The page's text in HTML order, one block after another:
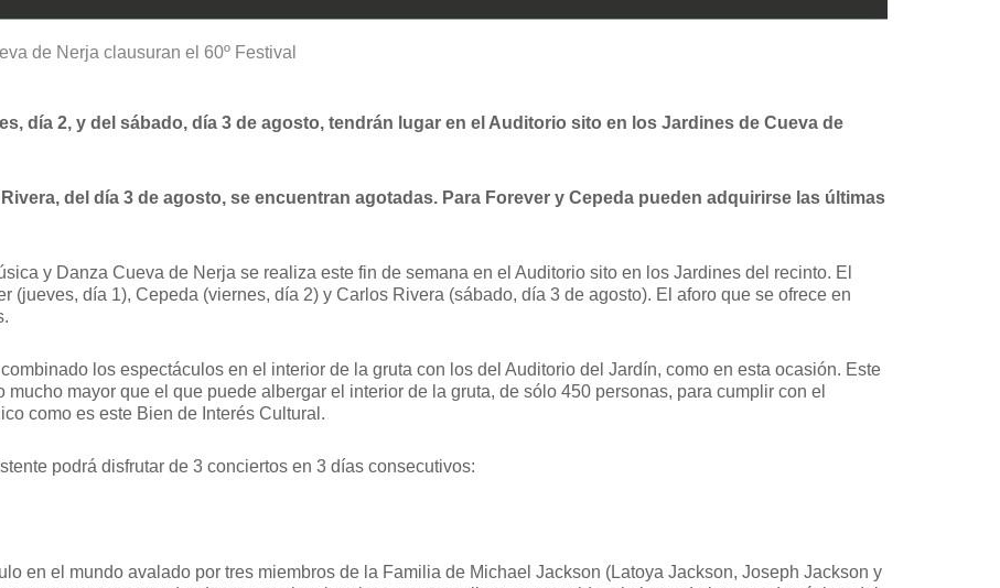
de Nerja clausuran el 60º Festival
día 2, y del sábado, día 3 de agosto, tendrán lugar en el Auditorio sito en los Jardines de Cueva de
del día 3 de agosto, se encuentran agotadas. Para Forever y Cepeda pueden adquirirse las últimas
y Danza Cueva de Nerja se realiza este fin de semana en el Auditorio sito en los Jardines del recinto. El
(jueves, día 1), Cepeda (viernes, día 2) y Carlos Rivera (sábado, día 3 de agosto). El aforo que se ofrece en
los espectáculos en el interior de la gruta con los del Auditorio del Jardín, como en esta ocasión. Este
mayor que el que puede albergar el interior de la gruta, de sólo 450 personas, para cumplir con el
como es este Bien de Interés Cultural.
podrá disfrutar de 3 conciertos en 3 días consecutivos:
en el mundo avalado por tres miembros de la Familia de Michael Jackson (Latoya Jackson, Joseph Jackson y